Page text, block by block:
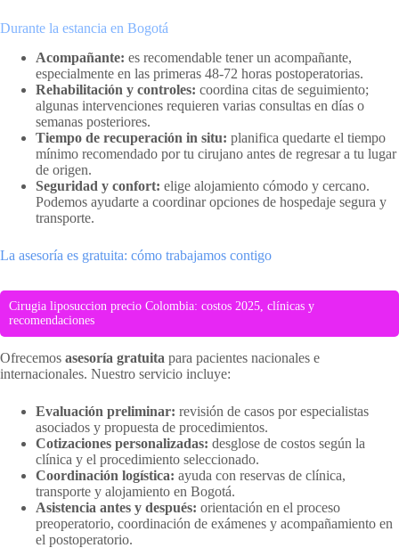
Durante la estancia en Bogotá
Acompañante: es recomendable tener un acompañante,
especialmente en las primeras 48-72 horas postoperatorias.
Rehabilitación y controles: coordina citas de seguimiento;
algunas intervenciones requieren varias consultas en días o
semanas posteriores.
Tiempo de recuperación in situ: planifica quedarte el tiempo
mínimo recomendado por tu cirujano antes de regresar a tu lugar
de origen.
Seguridad y confort: elige alojamiento cómodo y cercano.
Podemos ayudarte a coordinar opciones de hospedaje segura y
transporte.
La asesoría es gratuita: cómo trabajamos contigo
Cirugia liposuccion precio Colombia: costos 2025, clínicas y
recomendaciones
Ofrecemos asesoría gratuita para pacientes nacionales e
internacionales. Nuestro servicio incluye:
Evaluación preliminar: revisión de casos por especialistas
asociados y propuesta de procedimientos.
Cotizaciones personalizadas: desglose de costos según la
clínica y el procedimiento seleccionado.
Coordinación logística: ayuda con reservas de clínica,
transporte y alojamiento en Bogotá.
Asistencia antes y después: orientación en el proceso
preoperatorio, coordinación de exámenes y acompañamiento en
el postoperatorio.